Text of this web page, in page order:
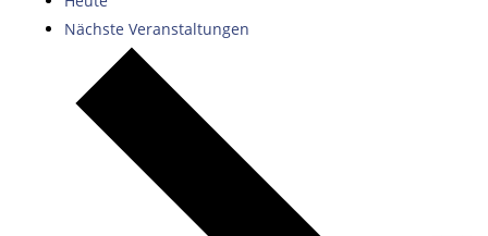
Nächste Veranstaltungen